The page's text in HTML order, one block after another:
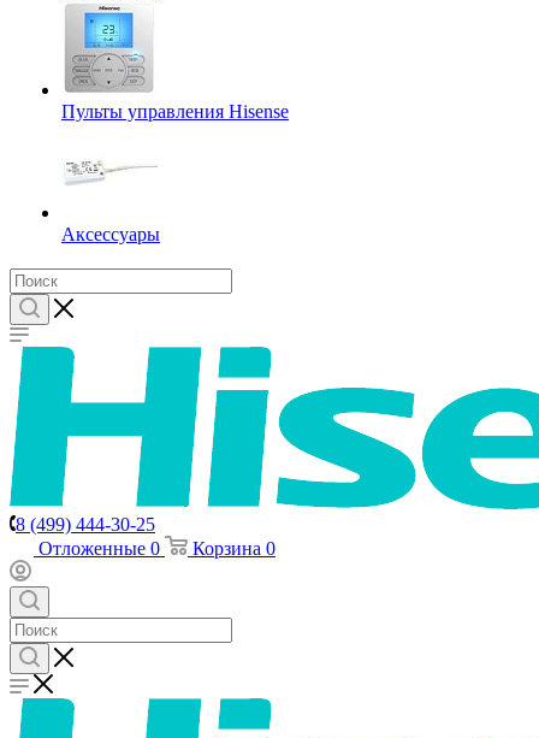
Пульты управления Hisense
Аксессуары
8 (499) 444-30-25
Отложенные 0 Корзина 0